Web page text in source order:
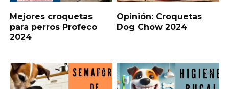
Mejores croquetas
para perros Profeco
2024
Opinión: Croquetas
Dog Chow 2024